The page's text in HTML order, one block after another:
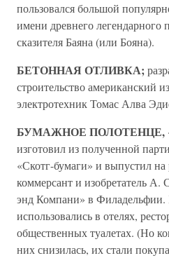
пользовался большой
имени древнего легендарного
сказителя Баяна (или Бояна).
БЕТОННАЯ ОТЛИВКА;
строительство американский
электротехник Томас Алва
БУМАЖНОЕ ПОЛОТЕНЦЕ,
изготовил из полученной
«Скотг-бумаги» и выпустил
коммерсант и изобретатель
энд Компани» в
использовались в отелях,
общественных туалетах. (Но
них снизилась, их стали